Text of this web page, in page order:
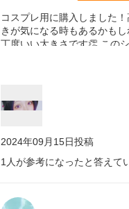
コスプレ用に購入しました
きが気になる時もあるかも
丁度いい大きさです👏 この
も愛用してます！ この金額
2024年09月15日投稿
1 人が参考になったと答えて